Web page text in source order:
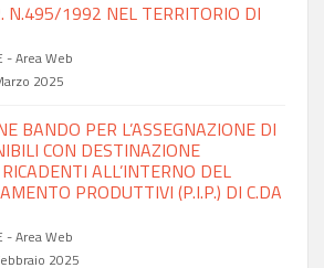
N.495/1992 NEL TERRITORIO DI
- Area Web
2025
BANDO PER L’ASSEGNAZIONE DI
CON DESTINAZIONE
ALL’INTERNO DEL
PRODUTTIVI (P.I.P.) DI C.DA
- Area Web
2025